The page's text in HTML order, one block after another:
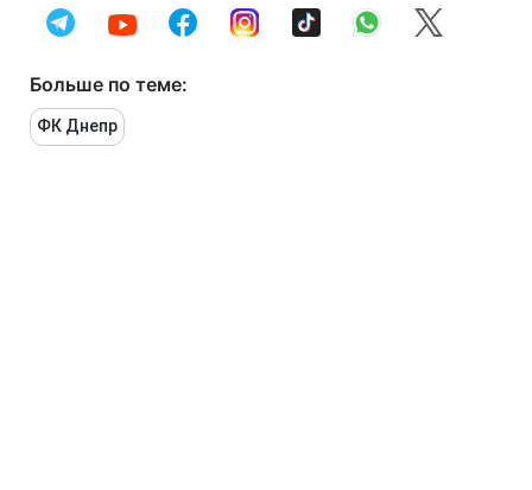
Больше по теме:
ФК Днепр